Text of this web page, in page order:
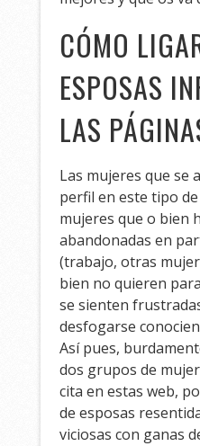
CÓMO
ESPOSAS
LAS
Las mujeres que se
perfil en este tipo
mujeres que o bien
abandonadas en
(trabajo, otras
bien no quieren
se sienten
desfogarse
Así pues,
dos grupos de
cita en estas web,
de esposas
viciosas con ganas